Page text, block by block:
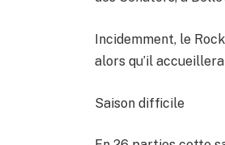
Incidemment, le
alors qu’il
Saison difficile